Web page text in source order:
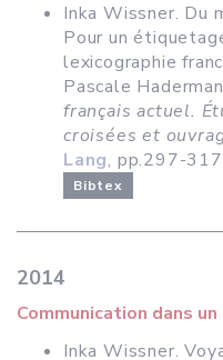
Inka Wissner. Du
Pour un
lexicographie
Pascale
français actuel.
croisées et
Lang, pp.297-
Bibtex
2014
Communication dans
Inka Wissner.